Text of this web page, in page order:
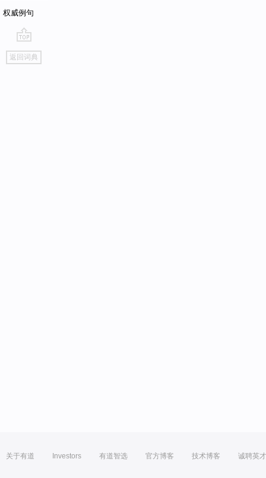
权威例句
go
top
返回词典
关于有道 Investors 有道智选 官方博客 技术博客 诚聘英才